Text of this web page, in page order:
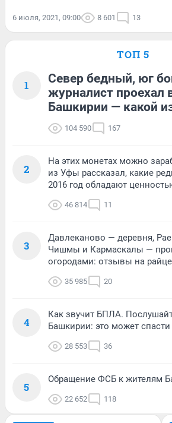
6 июля, 2021, 09:00 8 601 13
ТОП 5
1
Север бедный, юг
журналист проехал
Башкирии — какой
104 590 167
2
На этих монетах можно
из Уфы рассказал, какие
2016 год обладают
46 814 11
3
Давлеканово — деревня,
Чишмы и Кармаскалы —
огородами: отзывы на
35 985 20
4
Как звучит БПЛА.
Башкирии: это может
28 553 36
5
Обращение ФСБ к жителям
22 652 118